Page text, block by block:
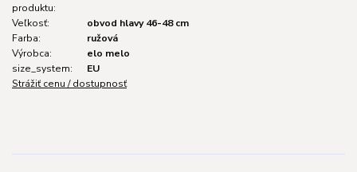
produktu:
Veľkosť:
obvod hlavy 46-48 cm
Farba:
ružová
Výrobca:
elo melo
size_system:
EU
Strážiť cenu / dostupnosť